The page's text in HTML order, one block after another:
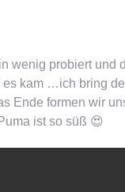
wenig probiert und
es kam …ich bring
Ende formen wir
ist so süß 😍